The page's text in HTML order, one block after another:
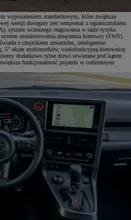
wyposażeniem standardowym, które zwiększa
wersji dostępny jest tempomat z ogranicznikiem
system wczesnego reagowania w razie ryzyka
monitorowania zmęczenia kierowcy (SWS).
z czujnikiem zmierzchu, inteligentne
5" ekran multimediów, wielofunkcyjną kierownicę
dodatkowo tylne drzwi otwierane pod kątem
funkcjonalność pojazdu w codziennym